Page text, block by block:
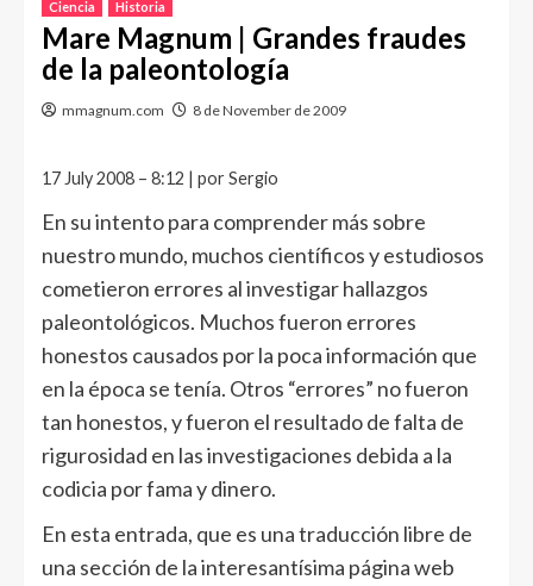
Ciencia Historia
Mare Magnum | Grandes fraudes
de la paleontología
mmagnum.com 8 de November de 2009
17 July 2008 – 8:12 | por Sergio
En su intento para comprender más sobre
nuestro mundo, muchos científicos y estudiosos
cometieron errores al investigar hallazgos
paleontológicos. Muchos fueron errores
honestos causados por la poca información que
en la época se tenía. Otros “errores” no fueron
tan honestos, y fueron el resultado de falta de
rigurosidad en las investigaciones debida a la
codicia por fama y dinero.
En esta entrada, que es una traducción libre de
una sección de la interesantísima página web